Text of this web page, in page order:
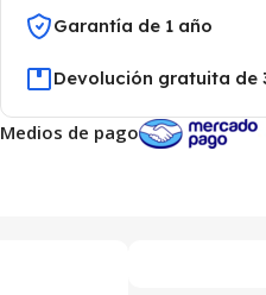
Garantía de 1 año
Devolución gratuita de
Medios de pago